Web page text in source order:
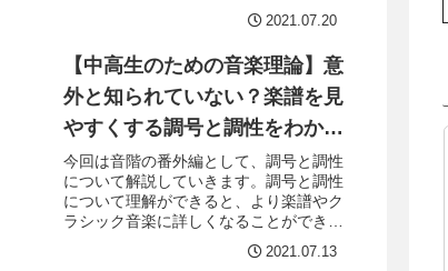
やすく比較していきます。移調とは曲全
させることです。転調は曲の途中で使っ
ている音階（調性）が変わることを言い
ます。
2021.07.20
【中高生のための音楽理論】意
外と知られていない？楽譜を見
やすくする調号と調性をわかり
やすく解説！
今回は音階の番外編として、調号と調性
について解説していきます。調号と調性
について理解ができると、より楽譜やク
ラシック音楽に詳しくなることができま
すので、図を使ってわかりやすく解説し
ていきます。たとえば、この音階できら
2021.07.13